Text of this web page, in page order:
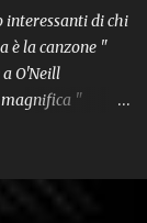
interessanti di chi
è la canzone "
O'Neill
magnifica "
Leader " del trio
Non poteva